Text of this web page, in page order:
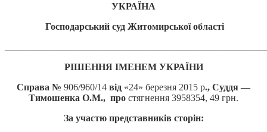
УКРАЇНА
Господарський суд Житомирської області
РІШЕННЯ ІМЕНЕМ УКРАЇНИ
Справа № 906/960/14 від «24» березня 2015 р., Суддя —
Тимошенка О.М., про стягнення 3958354, 49 грн.
За участю представників сторін: